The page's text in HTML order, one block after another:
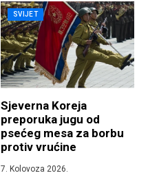
SVIJET
Sjeverna Koreja
preporuka jugu od
psećeg mesa za borbu
protiv vrućine
7. Kolovoza 2026.